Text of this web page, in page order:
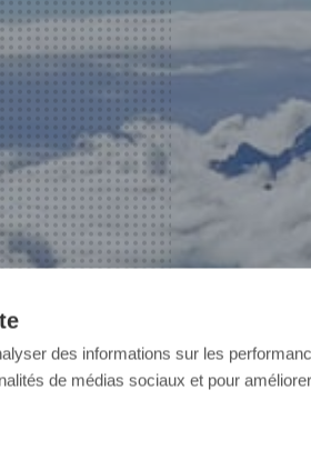
des informations sur les
de médias sociaux et pour